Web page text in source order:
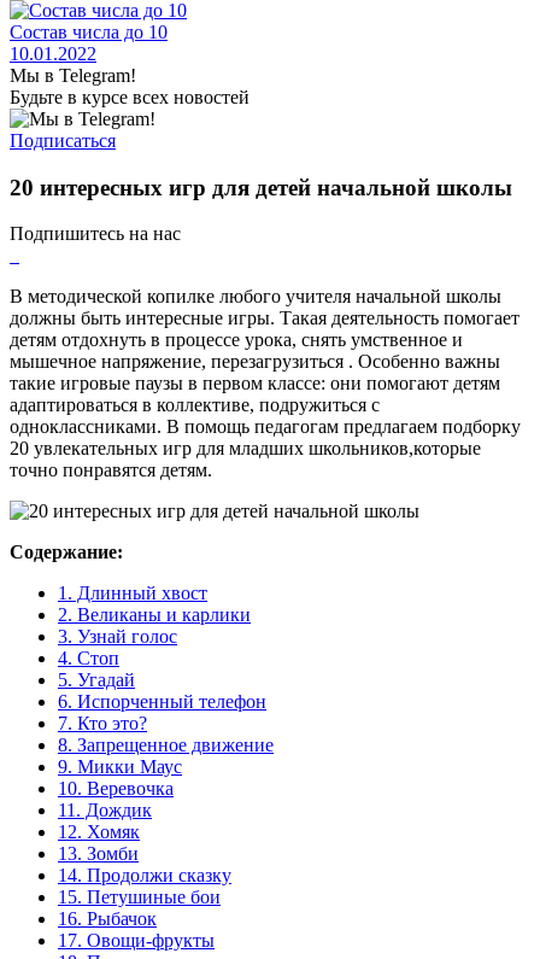
Состав числа до 10
10.01.2022
Мы в Telegram!
Будьте в курсе всех новостей
Подписаться
20 интересных игр для детей начальной школы
Подпишитесь на нас
В методической копилке любого учителя начальной школы
должны быть интересные игры. Такая деятельность помогает
детям отдохнуть в процессе урока, снять умственное и
мышечное напряжение, перезагрузиться . Особенно важны
такие игровые паузы в первом классе: они помогают детям
адаптироваться в коллективе, подружиться с
одноклассниками. В помощь педагогам предлагаем подборку
20 увлекательных игр для младших школьников,которые
точно понравятся детям.
Содержание:
1. Длинный хвост
2. Великаны и карлики
3. Узнай голос
4. Стоп
5. Угадай
6. Испорченный телефон
7. Кто это?
8. Запрещенное движение
9. Микки Маус
10. Веревочка
11. Дождик
12. Хомяк
13. Зомби
14. Продолжи сказку
15. Петушиные бои
16. Рыбачок
17. Овощи-фрукты